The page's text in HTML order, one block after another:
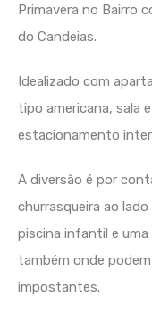
Primavera no Bairro
do Candeias.
Idealizado com
tipo americana, sala
estacionamento
A diversão é por
churrasqueira ao
piscina infantil e
também onde
impostantes.